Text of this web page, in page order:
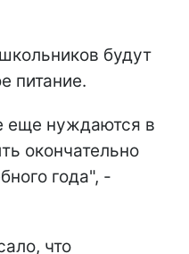
будут
питание.
еще нуждаются в
окончательно
года", -
что